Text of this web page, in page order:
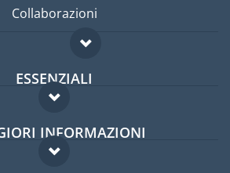
Collaborazioni
ESSENZIALI
Forum per expat
Guida per expat
INFORMAZIONI
Domande frequenti